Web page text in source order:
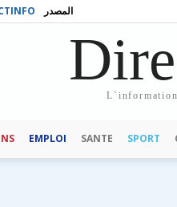
المصدر
EMPLOI SANTE SPORT